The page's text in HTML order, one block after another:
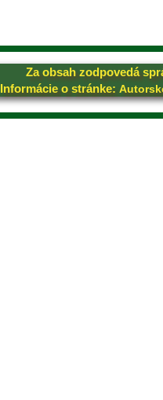
Za obsah zodpovedá
Informácie o stránke: